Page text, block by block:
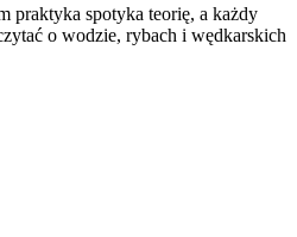
praktyka spotyka teorię, a każdy
o wodzie, rybach i wędkarskich